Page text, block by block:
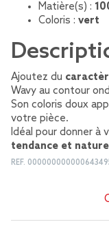
Matière(s) :
Coloris : vert
Ajoutez du
Wavy au contour
Son coloris doux
votre pièce.
Idéal pour donner à
tendance et
REF.